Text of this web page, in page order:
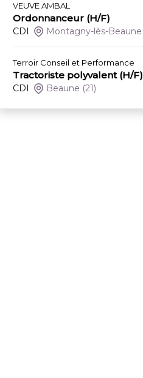
VEUVE AMBAL
Ordonnanceur (H/F)
CDI Montagny-lès-Beaune
Terroir Conseil et Performance
Tractoriste polyvalent (H/F)
CDI Beaune (21)